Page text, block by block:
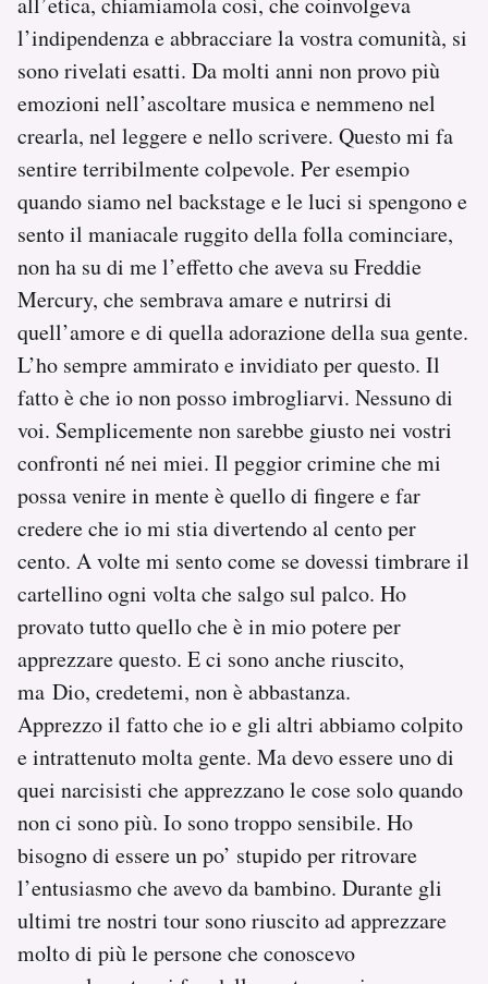
l’indipendenza e abbracciare la vostra comunità, si
sono rivelati esatti. Da molti anni non provo più
emozioni nell’ascoltare musica e nemmeno nel
crearla, nel leggere e nello scrivere. Questo mi fa
sentire terribilmente colpevole. Per esempio
quando siamo nel backstage e le luci si spengono e
sento il maniacale ruggito della folla cominciare,
non ha su di me l’effetto che aveva su Freddie
Mercury, che sembrava amare e nutrirsi di
quell’amore e di quella adorazione della sua gente.
L’ho sempre ammirato e invidiato per questo. Il
fatto è che io non posso imbrogliarvi. Nessuno di
voi. Semplicemente non sarebbe giusto nei vostri
confronti né nei miei. Il peggior crimine che mi
possa venire in mente è quello di fingere e far
credere che io mi stia divertendo al cento per
cento. A volte mi sento come se dovessi timbrare il
cartellino ogni volta che salgo sul palco. Ho
provato tutto quello che è in mio potere per
apprezzare questo. E ci sono anche riuscito,
ma Dio, credetemi, non è abbastanza.
Apprezzo il fatto che io e gli altri abbiamo colpito
e intrattenuto molta gente. Ma devo essere uno di
quei narcisisti che apprezzano le cose solo quando
non ci sono più. Io sono troppo sensibile. Ho
bisogno di essere un po’ stupido per ritrovare
l’entusiasmo che avevo da bambino. Durante gli
ultimi tre nostri tour sono riuscito ad apprezzare
molto di più le persone che conoscevo